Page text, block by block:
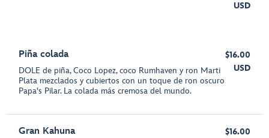
USD
Piña colada
DOLE de piña, Coco Lopez, coco Rumhaven y ron Marti
Plata mezclados y cubiertos con un toque de ron oscuro
Papa's Pilar. La colada más cremosa del mundo.
$16.00
USD
Gran Kahuna
$16.00